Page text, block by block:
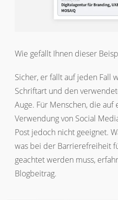
Wie gefällt Ihnen dieser
Sicher, er fällt auf jeden Fall
Schriftart und den
Auge. Für Menschen, die
Verwendung von Social
Post jedoch nicht geeignet.
was bei der Barrierefreiheit
geachtet werden muss,
Blogbeitrag.